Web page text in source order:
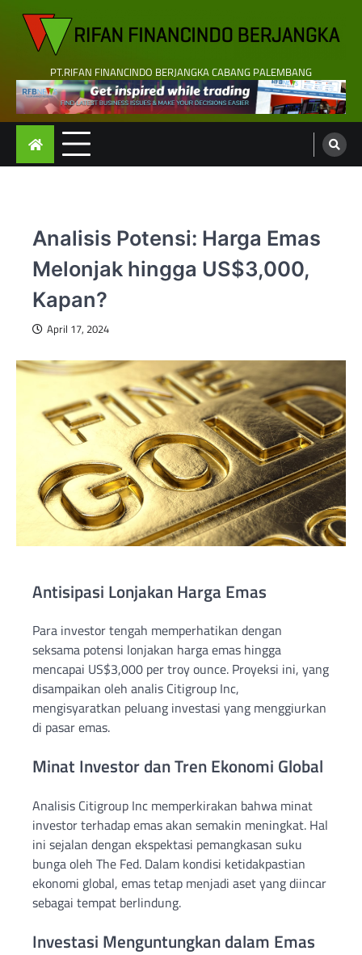
content
PT.RIFAN FINANCINDO BERJANGKA CABANG PALEMBANG
Analisis Potensi: Harga Emas
Melonjak hingga US$3,000,
Kapan?
April 17, 2024
Antisipasi Lonjakan Harga Emas
Para investor tengah memperhatikan dengan
seksama potensi lonjakan harga emas hingga
mencapai US$3,000 per troy ounce. Proyeksi ini, yang
disampaikan oleh analis Citigroup Inc,
mengisyaratkan peluang investasi yang menggiurkan
di pasar emas.
Minat Investor dan Tren Ekonomi Global
Analisis Citigroup Inc memperkirakan bahwa minat
investor terhadap emas akan semakin meningkat. Hal
ini sejalan dengan ekspektasi pemangkasan suku
bunga oleh The Fed. Dalam kondisi ketidakpastian
ekonomi global, emas tetap menjadi aset yang diincar
sebagai tempat berlindung.
Investasi Menguntungkan dalam Emas